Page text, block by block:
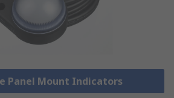
Panel Mount Indicators